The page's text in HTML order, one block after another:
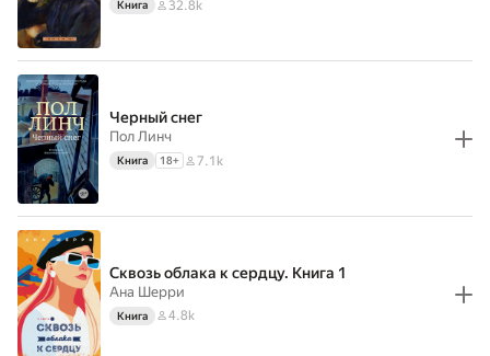
Книга 32.8k
Черный снег
Пол Линч
Книга 18+ 7.1k
Сквозь облака к сердцу. Книга 1
Ана Шерри
Книга 4.8k